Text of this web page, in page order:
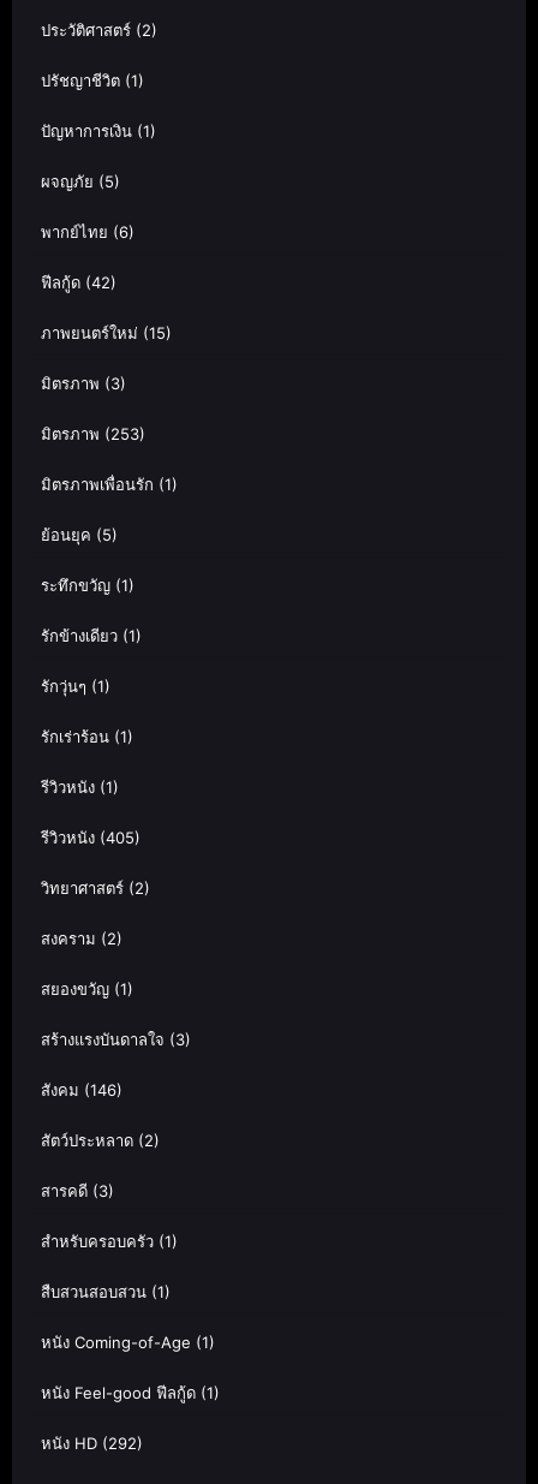
ประวัติศาสตร์ (2)
ปรัชญาชีวิต (1)
ปัญหาการเงิน (1)
ผจญภัย (5)
พากย์ไทย (6)
ฟีลกู้ด (42)
ภาพยนตร์ใหม่ (15)
มิตรภาพ (3)
มิตรภาพ (253)
มิตรภาพเพื่อนรัก (1)
ย้อนยุค (5)
ระทึกขวัญ (1)
รักข้างเดียว (1)
รักวุ่นๆ (1)
รักเร่าร้อน (1)
รีวิวหนัง (1)
รีวิวหนัง (405)
วิทยาศาสตร์ (2)
สงคราม (2)
สยองขวัญ (1)
สร้างแรงบันดาลใจ (3)
สังคม (146)
สัตว์ประหลาด (2)
สารคดี (3)
สำหรับครอบครัว (1)
สืบสวนสอบสวน (1)
หนัง Coming-of-Age (1)
หนัง Feel-good ฟีลกู้ด (1)
หนัง HD (292)